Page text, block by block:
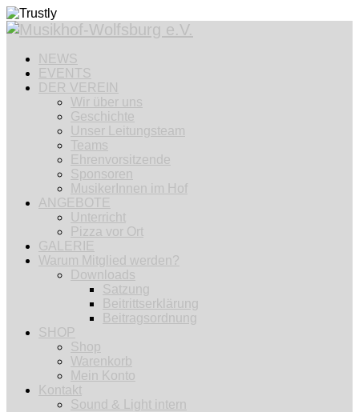
NEWS
EVENTS
DER VEREIN
Wir über uns
Geschichte
Unser Leitungsteam
Teams
Ehrenvorsitzende
Sponsoren
MusikerInnen im Hof
ANGEBOTE
Unterricht
Pizza vor Ort
GALERIE
Warum Mitglied werden?
Downloads
Satzung
Beitrittserklärung
Beitragsordnung
SHOP
Shop
Warenkorb
Mein Konto
Kontakt
Sound & Light intern